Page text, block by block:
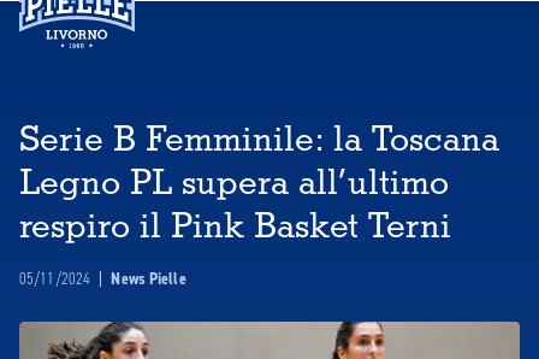
Serie B Femminile: la Toscana
Legno PL supera all’ultimo
respiro il Pink Basket Terni
05/11/2024 | News Pielle